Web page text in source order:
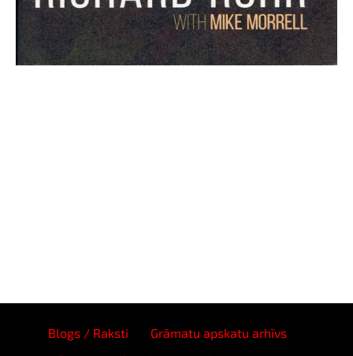
Blogs / Raksti
Grāmatu apskatu arhīvs